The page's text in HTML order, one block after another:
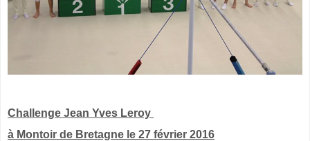
Challenge Jean Yves Leroy
à Montoir de Bretagne le 27 février 2016